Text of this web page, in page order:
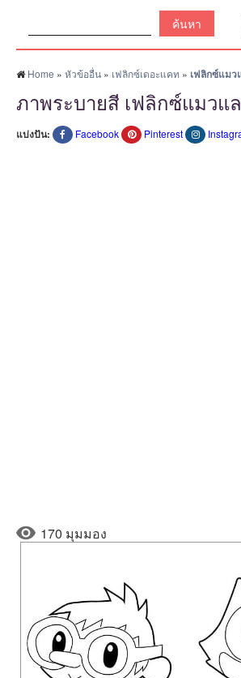
Home » หัวข้ออื่น » เฟลิกซ์เดอะแคท » เฟลิกซ์แมว
ภาพระบายสี เฟลิกซ์แมวแ
แบ่งปัน: Facebook Pinterest
170 มุมมอง